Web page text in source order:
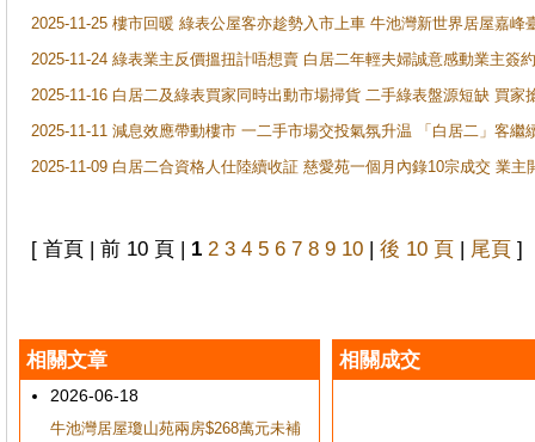
2025-11-25 樓市回暖 綠表公屋客亦趁勢入市上車 牛池灣新世界居屋嘉峰
2025-11-24 綠表業主反價搵扭計唔想賣 白居二年輕夫婦誠意感動業主簽
2025-11-16 白居二及綠表買家同時出動市場掃貨 二手綠表盤源短缺 買
2025-11-11 減息效應帶動樓市 一二手市場交投氣氛升温 「白居二」客
2025-11-09 白居二合資格人仕陸續收証 慈愛苑一個月內錄10宗成交 業
[ 首頁 | 前 10 頁 | 1 2 3 4 5 6 7 8 9 10 | 後 10 頁 | 尾頁 ]
相關文章
2026-06-18
牛池灣居屋瓊山苑兩房$268萬元未補
相關成交